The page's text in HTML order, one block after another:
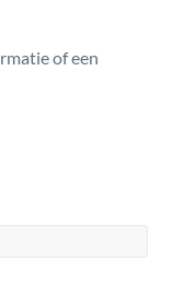
of een